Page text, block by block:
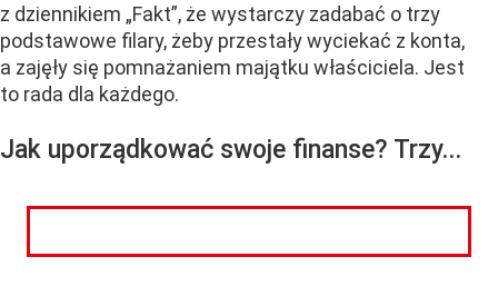
z dziennikiem „Fakt”, że wystarczy zadabać o trzy
podstawowe filary, żeby przestały wyciekać z konta,
a zajęły się pomnażaniem majątku właściciela. Jest
to rada dla każdego.
Jak uporządkować swoje finanse? Trzy...